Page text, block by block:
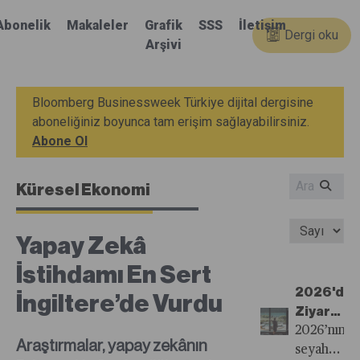
Makaleler
Grafik
Arşivi
SSS İletişim
Dergi oku
Bloomberg Businessweek Türkiye dijital dergisine
aboneliğiniz boyunca tam erişim sağlayabilirsiniz.
Abone Ol
Küresel Ekonomi
Yapay Zekâ
İstihdamı En Sert
İngiltere’de Vurdu
Araştırmalar, yapay zekânın
2026'da
Ziyaret
Edilecek
En İyi
2026’nın
seyahat